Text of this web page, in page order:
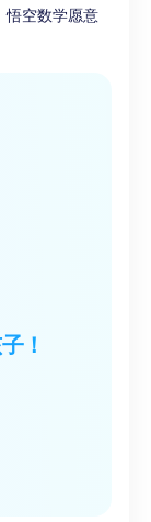
悟空数学愿意
！